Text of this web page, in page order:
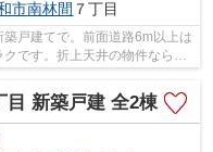
市南林間 ７丁目
戸建てで。前面道路6m以上は
です。折上天井の物件なら、
。駅ま...
目 新築戸建 全2棟